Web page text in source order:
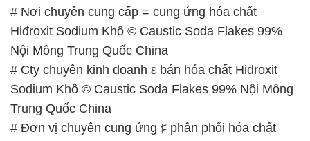
# Nơi chuyên cung cấp = cung ứng hóa chất
Hiđroxit Sodium Khô © Caustic Soda Flakes 99%
Nội Mông Trung Quốc China
# Cty chuyên kinh doanh ε bán hóa chất Hiđroxit
Sodium Khô © Caustic Soda Flakes 99% Nội Mông
Trung Quốc China
# Đơn vị chuyên cung ứng ♯ phân phối hóa chất